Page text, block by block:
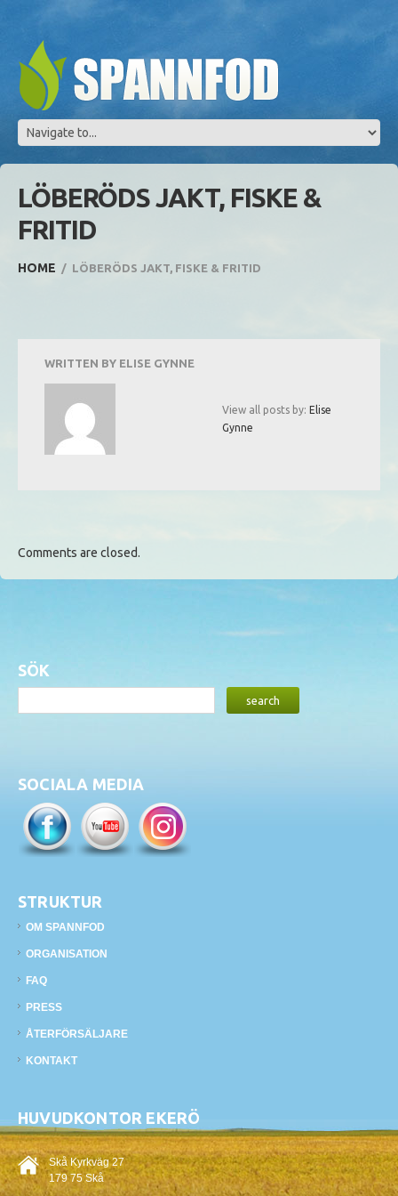
LÖBERÖDS JAKT, FISKE &
FRITID
HOME LÖBERÖDS JAKT, FISKE & FRITID
WRITTEN BY ELISE GYNNE
View all posts by: Elise
Gynne
Comments are closed.
SÖK
SOCIALA MEDIA
STRUKTUR
OM SPANNFOD
ORGANISATION
FAQ
PRESS
ÅTERFÖRSÄLJARE
KONTAKT
HUVUDKONTOR EKERÖ
Skå Kyrkväg 27
179 75 Skå